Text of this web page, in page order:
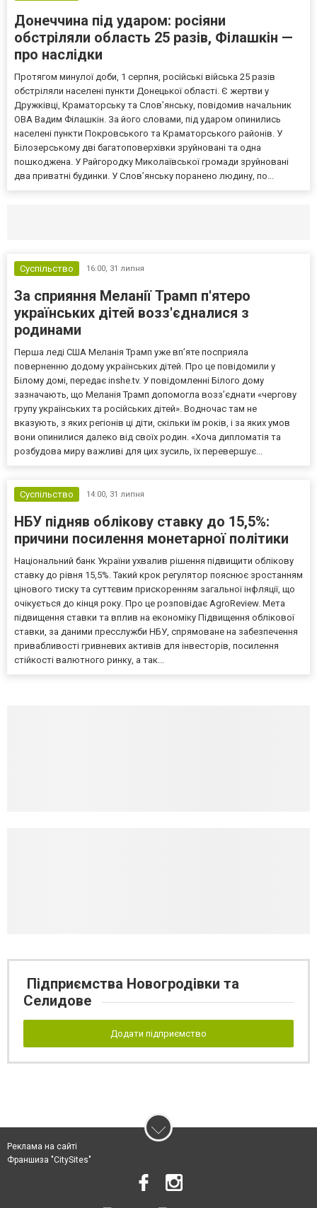
Донеччина під ударом: росіяни
обстріляли область 25 разів, Філашкін —
про наслідки
Протягом минулої доби, 1 серпня, російські війська 25 разів
обстріляли населені пункти Донецької області. Є жертви у
Дружківці, Краматорську та Слов’янську, повідомив начальник
ОВА Вадим Філашкін. За його словами, під ударом опинились
населені пункти Покровського та Краматорського районів. У
Білозерському дві багатоповерхівки зруйновані та одна
пошкоджена. У Райгородку Миколаївської громади зруйновані
два приватні будинки. У Слов’янську поранено людину, по...
Суспільство 16:00, 31 липня
За сприяння Меланії Трамп п'ятеро
українських дітей возз'єдналися з
родинами
Перша леді США Меланія Трамп уже впʼяте посприяла
поверненню додому українських дітей. Про це повідомили у
Білому домі, передає inshe.tv. У повідомленні Білого дому
зазначають, що Меланія Трамп допомогла возз’єднати «чергову
групу українських та російських дітей». Водночас там не
вказують, з яких регіонів ці діти, скільки їм років, і за яких умов
вони опинилися далеко від своїх родин. «Хоча дипломатія та
розбудова миру важливі для цих зусиль, їх перевершує...
Суспільство 14:00, 31 липня
НБУ підняв облікову ставку до 15,5%:
причини посилення монетарної політики
Національний банк України ухвалив рішення підвищити облікову
ставку до рівня 15,5%. Такий крок регулятор пояснює зростанням
цінового тиску та суттєвим прискоренням загальної інфляції, що
очікується до кінця року. Про це розповідає AgroReview. Мета
підвищення ставки та вплив на економіку Підвищення облікової
ставки, за даними пресслужби НБУ, спрямоване на забезпечення
привабливості гривневих активів для інвесторів, посилення
стійкості валютного ринку, а так...
Підприємства Новогродівки та
Селидове
Додати підприємство
Реклама на сайті
Франшиза "CitySites"